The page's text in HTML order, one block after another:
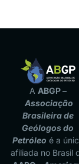
A ABGP –
Associação
Brasileira de
Geólogos do
Petróleo é a
afiliada no Brasil